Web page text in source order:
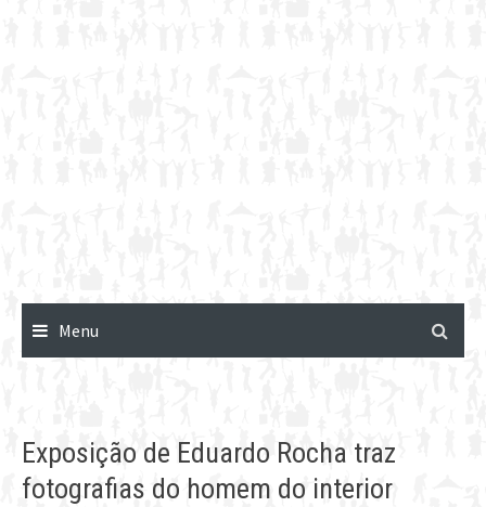
Menu
Exposição de Eduardo Rocha traz
fotografias do homem do interior